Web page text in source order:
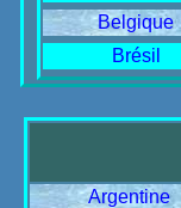
Belgique
Brésil
Argentine